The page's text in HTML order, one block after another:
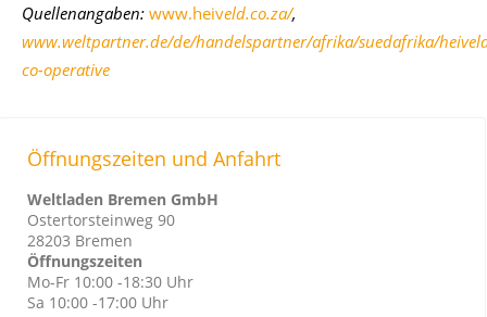
Quellenangaben: www.heiveld.co.za/,
www.weltpartner.de/de/handelspartner/afrika/suedafrika/
co-operative
Öffnungszeiten und Anfahrt
Weltladen Bremen GmbH
Ostertorsteinweg 90
28203 Bremen
Öffnungszeiten
Mo-Fr 10:00 -18:30 Uhr
Sa 10:00 -17:00 Uhr